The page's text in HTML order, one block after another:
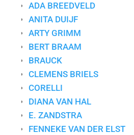
ADA BREEDVELD
ANITA DUIJF
ARTY GRIMM
BERT BRAAM
BRAUCK
CLEMENS BRIELS
CORELLI
DIANA VAN HAL
E. ZANDSTRA
FENNEKE VAN DER ELST